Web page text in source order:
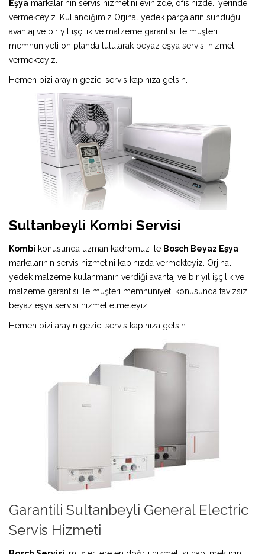
Eşya markalarının servis hizmetini evinizde, ofisinizde.. yerinde
vermekteyiz. Kullandığımız Orjinal yedek parçaların sunduğu
avantaj ve bir yıl işçilik ve malzeme garantisi ile müşteri
memnuniyeti ön planda tutularak beyaz eşya servisi hizmeti
vermekteyiz.
Hemen bizi arayın gezici servis kapınıza gelsin.
Sultanbeyli Kombi Servisi
Kombi konusunda uzman kadromuz ile Bosch Beyaz Eşya
markalarının servis hizmetini kapınızda vermekteyiz. Orjinal
yedek malzeme kullanmanın verdiği avantaj ve bir yıl işçilik ve
malzeme garantisi ile müşteri memnuniyeti konusunda tavizsiz
beyaz eşya servisi hizmet etmeteyiz.
Hemen bizi arayın gezici servis kapınıza gelsin.
Garantili Sultanbeyli General Electric
Servis Hizmeti